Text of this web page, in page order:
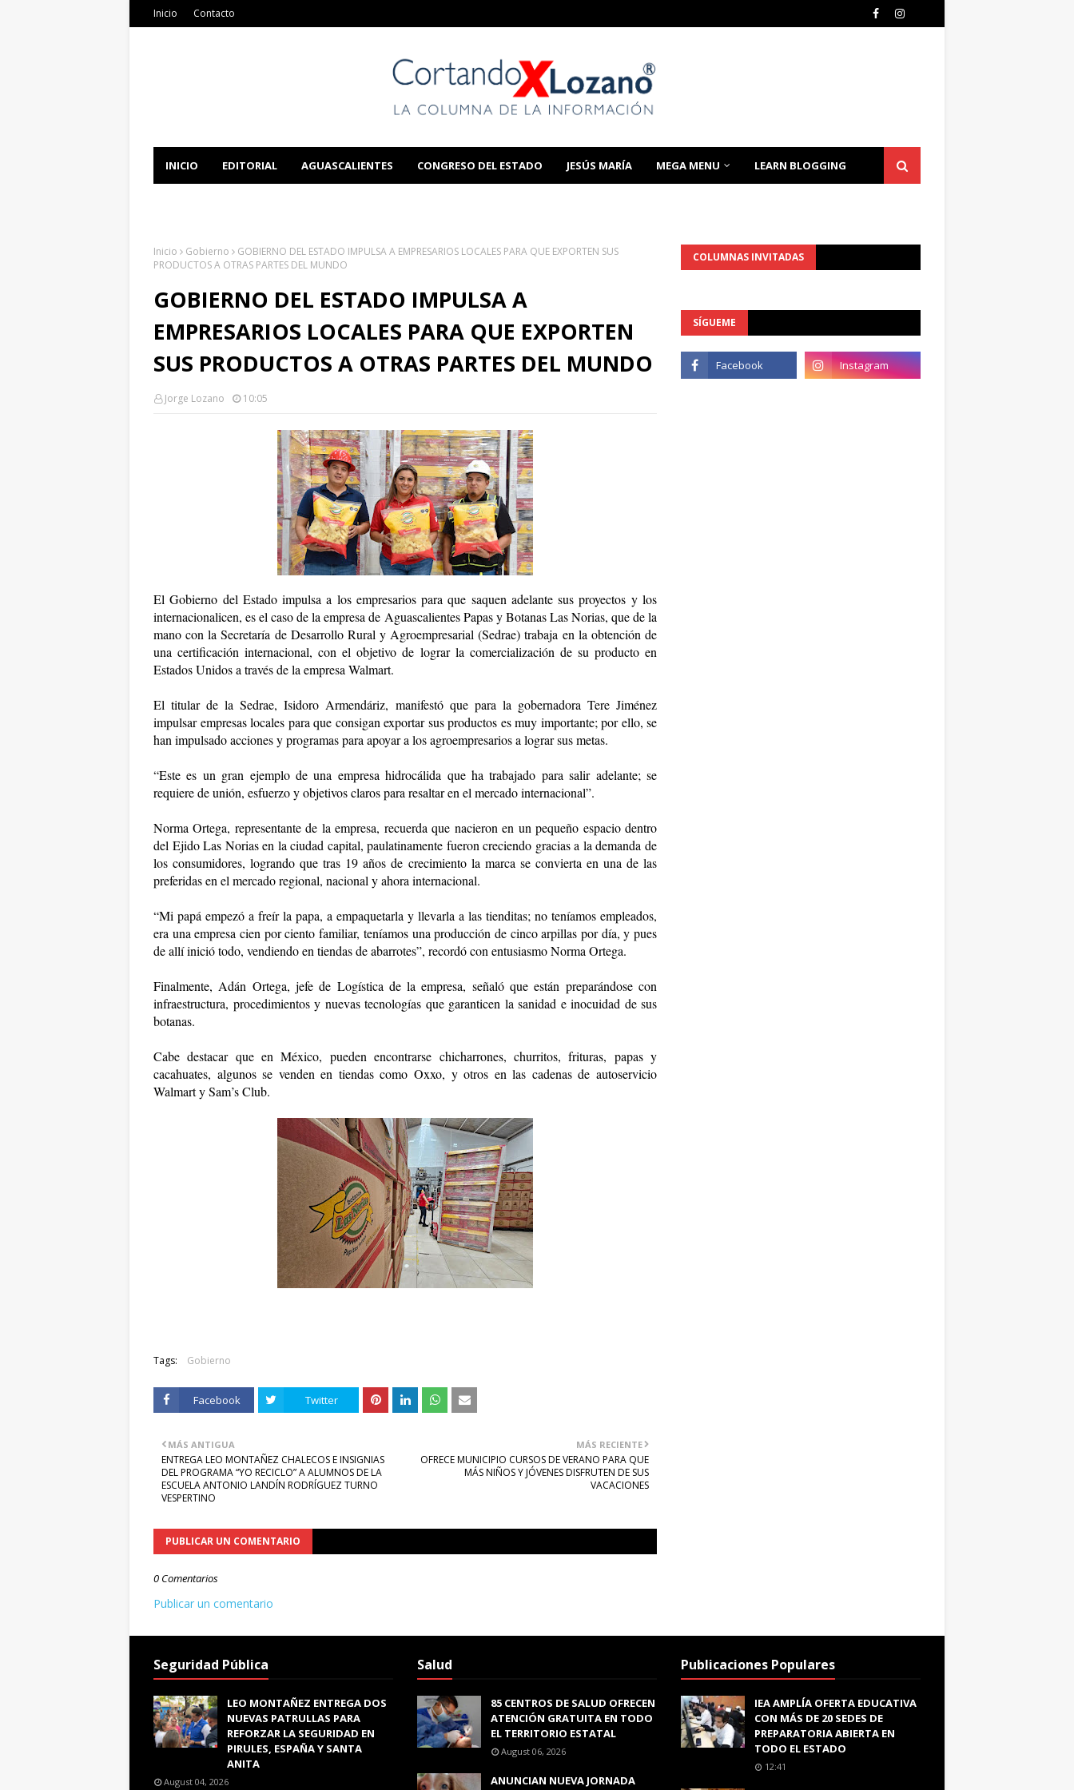
Inicio Contacto
INICIO EDITORIAL AGUASCALIENTES CONGRESO DEL ESTADO JESÚS MARÍA MEGA MENU LEARN BLOGGING
Inicio Gobierno
GOBIERNO DEL ESTADO IMPULSA A EMPRESARIOS LOCALES PARA QUE EXPORTEN SUS
PRODUCTOS A OTRAS PARTES DEL MUNDO
GOBIERNO DEL ESTADO IMPULSA A
EMPRESARIOS LOCALES PARA QUE EXPORTEN
SUS PRODUCTOS A OTRAS PARTES DEL MUNDO
Jorge Lozano 10:05
El Gobierno del Estado impulsa a los empresarios para que saquen adelante sus proyectos y los
internacionalicen, es el caso de la empresa de Aguascalientes Papas y Botanas Las Norias, que de la
mano con la Secretaría de Desarrollo Rural y Agroempresarial (Sedrae) trabaja en la obtención de
una certificación internacional, con el objetivo de lograr la comercialización de su producto en
Estados Unidos a través de la empresa Walmart.
El titular de la Sedrae, Isidoro Armendáriz, manifestó que para la gobernadora Tere Jiménez
impulsar empresas locales para que consigan exportar sus productos es muy importante; por ello, se
han impulsado acciones y programas para apoyar a los agroempresarios a lograr sus metas.
“Este es un gran ejemplo de una empresa hidrocálida que ha trabajado para salir adelante; se
requiere de unión, esfuerzo y objetivos claros para resaltar en el mercado internacional”.
Norma Ortega, representante de la empresa, recuerda que nacieron en un pequeño espacio dentro
del Ejido Las Norias en la ciudad capital, paulatinamente fueron creciendo gracias a la demanda de
los consumidores, logrando que tras 19 años de crecimiento la marca se convierta en una de las
preferidas en el mercado regional, nacional y ahora internacional.
“Mi papá empezó a freír la papa, a empaquetarla y llevarla a las tienditas; no teníamos empleados,
era una empresa cien por ciento familiar, teníamos una producción de cinco arpillas por día, y pues
de allí inició todo, vendiendo en tiendas de abarrotes”, recordó con entusiasmo Norma Ortega.
Finalmente, Adán Ortega, jefe de Logística de la empresa, señaló que están preparándose con
infraestructura, procedimientos y nuevas tecnologías que garanticen la sanidad e inocuidad de sus
botanas.
Cabe destacar que en México, pueden encontrarse chicharrones, churritos, frituras, papas y
cacahuates, algunos se venden en tiendas como Oxxo, y otros en las cadenas de autoservicio
Walmart y Sam’s Club.
Tags: Gobierno
Facebook Twitter
MÁS RECIENTE
OFRECE MUNICIPIO CURSOS DE VERANO PARA QUE
MÁS NIÑOS Y JÓVENES DISFRUTEN DE SUS
VACACIONES
MÁS ANTIGUA
ENTREGA LEO MONTAÑEZ CHALECOS E INSIGNIAS
DEL PROGRAMA “YO RECICLO” A ALUMNOS DE LA
ESCUELA ANTONIO LANDÍN RODRÍGUEZ TURNO
VESPERTINO
PUBLICAR UN COMENTARIO
0 Comentarios
Publicar un comentario
COLUMNAS INVITADAS
SÍGUEME
Seguridad Pública
LEO MONTAÑEZ ENTREGA DOS
NUEVAS PATRULLAS PARA
REFORZAR LA SEGURIDAD EN
PIRULES, ESPAÑA Y SANTA
ANITA
August 04, 2026
Salud
85 CENTROS DE SALUD OFRECEN
ATENCIÓN GRATUITA EN TODO
EL TERRITORIO ESTATAL
August 06, 2026
ANUNCIAN NUEVA JORNADA
Publicaciones Populares
IEA AMPLÍA OFERTA EDUCATIVA
CON MÁS DE 20 SEDES DE
PREPARATORIA ABIERTA EN
TODO EL ESTADO
12:41